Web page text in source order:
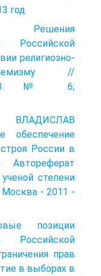
год
Решения
Российской
религиозно-
//
№ 6;
обеспечение
России в
Автореферат
степени
Москва - 2011 -
позиции
Российской
прав
в выборах в